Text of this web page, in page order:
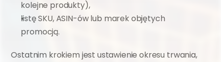
kolejne produkty),
listę SKU, ASIN-ów lub marek objętych
promocją.
Ostatnim krokiem jest ustawienie okresu trwania,